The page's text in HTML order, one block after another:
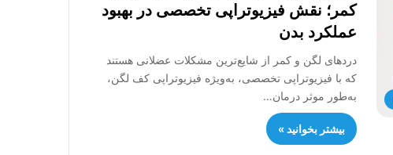
کمر؛ نقش فیزیوتراپی تخصصی در بهبود
عملکرد بدن
دردهای لگن و کمر از شایع‌ترین مشکلات عضلانی هستند
که با فیزیوتراپی تخصصی، به‌ویژه فیزیوتراپی کف لگن،
به‌طور موثر درمان…
بیشتر بخوانید »